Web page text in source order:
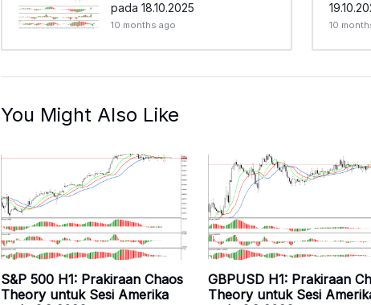
pada 18.10.2025
10 months ago 10
You Might Also Like
S&P 500 H1: Prakiraan Chaos
Theory untuk Sesi Amerika
GBPUSD H1: Prakiraan
Theory untuk Sesi